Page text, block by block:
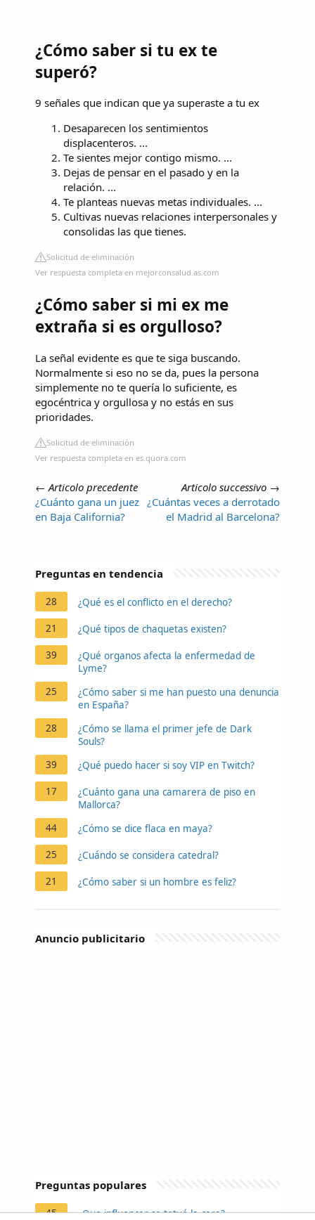
¿Cómo saber si tu ex te
superó?
9 señales que indican que ya superaste a tu ex
Desaparecen los sentimientos
displacenteros. ...
Te sientes mejor contigo mismo. ...
Dejas de pensar en el pasado y en la
relación. ...
Te planteas nuevas metas individuales. ...
Cultivas nuevas relaciones interpersonales y
consolidas las que tienes.
Solicitud de eliminación
Ver respuesta completa en mejorconsalud.as.com
¿Cómo saber si mi ex me
extraña si es orgulloso?
La señal evidente es que te siga buscando.
Normalmente si eso no se da, pues la persona
simplemente no te quería lo suficiente, es
egocéntrica y orgullosa y no estás en sus
prioridades.
Solicitud de eliminación
Ver respuesta completa en es.quora.com
← Articolo precedente
¿Cuánto gana un juez
en Baja California?
Articolo successivo →
¿Cuántas veces a derrotado
el Madrid al Barcelona?
Preguntas en tendencia
28 ¿Qué es el conflicto en el derecho?
21 ¿Qué tipos de chaquetas existen?
39
¿Qué organos afecta la enfermedad de
Lyme?
25
¿Cómo saber si me han puesto una denuncia
en España?
28
¿Cómo se llama el primer jefe de Dark
Souls?
39
¿Qué puedo hacer si soy VIP en Twitch?
17
¿Cuánto gana una camarera de piso en
Mallorca?
44
¿Cómo se dice flaca en maya?
25 ¿Cuándo se considera catedral?
21 ¿Cómo saber si un hombre es feliz?
Anuncio publicitario
Preguntas populares
45 ¿Que influencer se tatuó la cara?